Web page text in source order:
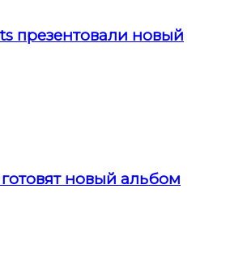
презентовали новый
новый альбом